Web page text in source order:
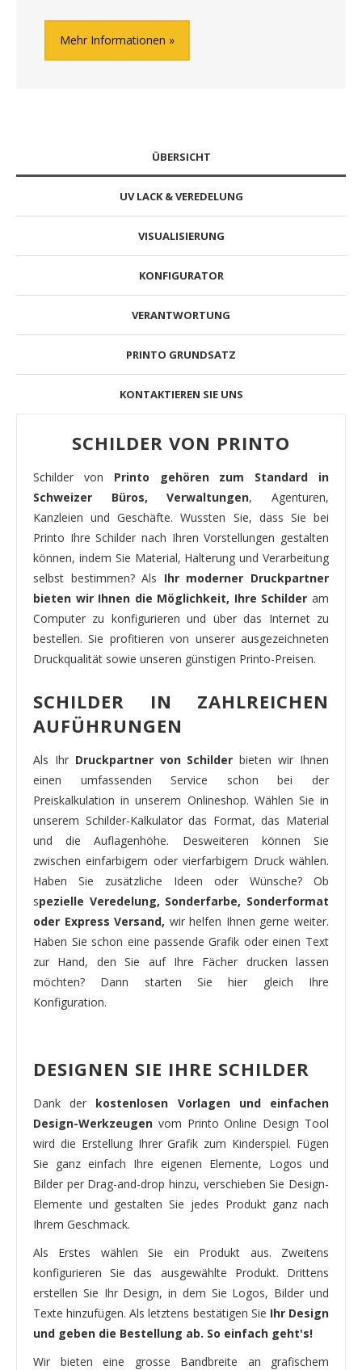
Mehr Informationen
ÜBERSICHT
UV LACK & VEREDELUNG
VISUALISIERUNG
KONFIGURATOR
VERANTWORTUNG
PRINTO GRUNDSATZ
KONTAKTIEREN SIE UNS
SCHILDER VON PRINTO
Schilder von Printo gehören zum Standard in
Schweizer Büros, Verwaltungen, Agenturen,
Kanzleien und Geschäfte. Wussten Sie, dass Sie bei
Printo Ihre Schilder nach Ihren Vorstellungen gestalten
können, indem Sie Material, Halterung und Verarbeitung
selbst bestimmen? Als Ihr moderner Druckpartner
bieten wir Ihnen die Möglichkeit, Ihre Schilder am
Computer zu konfigurieren und über das Internet zu
bestellen. Sie profitieren von unserer ausgezeichneten
Druckqualität sowie unseren günstigen Printo-Preisen.
SCHILDER IN ZAHLREICHEN
AUFÜHRUNGEN
Als Ihr Druckpartner von Schilderbieten wir Ihnen
einen umfassenden Service schon bei der
Preiskalkulation in unserem Onlineshop. Wählen Sie in
unserem Schilder-Kalkulator das Format, das Material
und die Auflagenhöhe. Desweiteren können Sie
zwischen einfarbigem oder vierfarbigem Druck wählen.
Haben Sie zusätzliche Ideen oder Wünsche? Ob
spezielle Veredelung, Sonderfarbe, Sonderformat
oder Express Versand, wir helfen Ihnen gerne weiter.
Haben Sie schon eine passende Grafik oder einen Text
zur Hand, den Sie auf Ihre Fächer drucken lassen
möchten? Dann starten Sie hier gleich Ihre
Konfiguration.
DESIGNEN SIE IHRE SCHILDER
Dank der kostenlosen Vorlagen und einfachen
Design-Werkzeugen vom Printo Online Design Tool
wird die Erstellung Ihrer Grafik zum Kinderspiel. Fügen
Sie ganz einfach Ihre eigenen Elemente, Logos und
Bilder per Drag-and-drop hinzu, verschieben Sie Design-
Elemente und gestalten Sie jedes Produkt ganz nach
Ihrem Geschmack.
Als Erstes wählen Sie ein Produkt aus. Zweitens
konfigurieren Sie das ausgewählte Produkt. Drittens
erstellen Sie Ihr Design, in dem Sie Logos, Bilder und
Texte hinzufügen. Als letztens bestätigen Sie Ihr Design
und geben die Bestellung ab. So einfach geht's!
Wir bieten eine grosse Bandbreite an grafischem